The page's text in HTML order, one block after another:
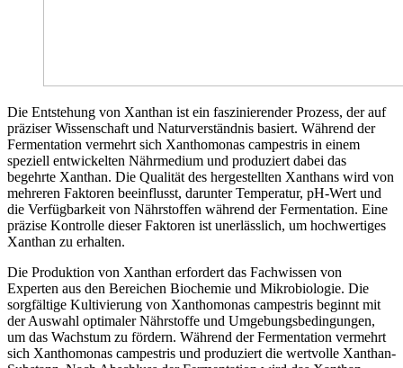
Die Entstehung von Xanthan ist ein faszinierender Prozess, der auf
präziser Wissenschaft und Naturverständnis basiert. Während der
Fermentation vermehrt sich Xanthomonas campestris in einem
speziell entwickelten Nährmedium und produziert dabei das
begehrte Xanthan. Die Qualität des hergestellten Xanthans wird von
mehreren Faktoren beeinflusst, darunter Temperatur, pH-Wert und
die Verfügbarkeit von Nährstoffen während der Fermentation. Eine
präzise Kontrolle dieser Faktoren ist unerlässlich, um hochwertiges
Xanthan zu erhalten.
Die Produktion von Xanthan erfordert das Fachwissen von
Experten aus den Bereichen Biochemie und Mikrobiologie. Die
sorgfältige Kultivierung von Xanthomonas campestris beginnt mit
der Auswahl optimaler Nährstoffe und Umgebungsbedingungen,
um das Wachstum zu fördern. Während der Fermentation vermehrt
sich Xanthomonas campestris und produziert die wertvolle Xanthan-